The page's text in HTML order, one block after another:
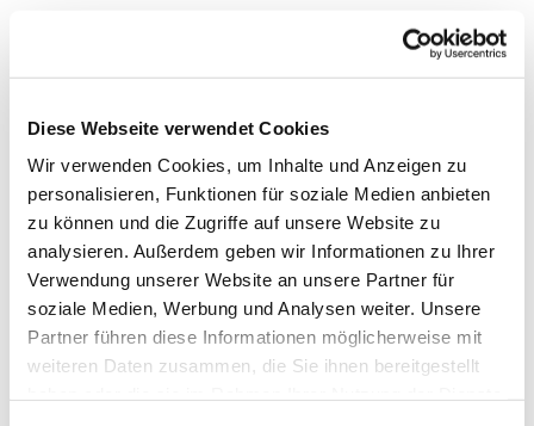
Diese Webseite verwendet Cookies
Wir verwenden Cookies, um Inhalte und Anzeigen zu
personalisieren, Funktionen für soziale Medien anbieten
zu können und die Zugriffe auf unsere Website zu
analysieren. Außerdem geben wir Informationen zu Ihrer
Verwendung unserer Website an unsere Partner für
soziale Medien, Werbung und Analysen weiter. Unsere
Partner führen diese Informationen möglicherweise mit
weiteren Daten zusammen, die Sie ihnen bereitgestellt